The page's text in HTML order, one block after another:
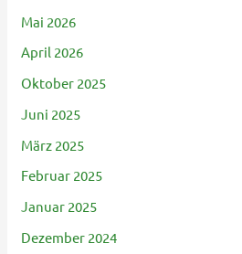
Mai 2026
April 2026
Oktober 2025
Juni 2025
März 2025
Februar 2025
Januar 2025
Dezember 2024